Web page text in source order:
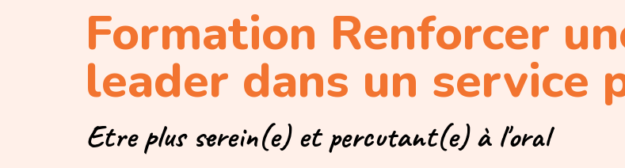
Formation Renforcer
leader dans un service
Etre plus serein(e) et percutant(e) à l'oral